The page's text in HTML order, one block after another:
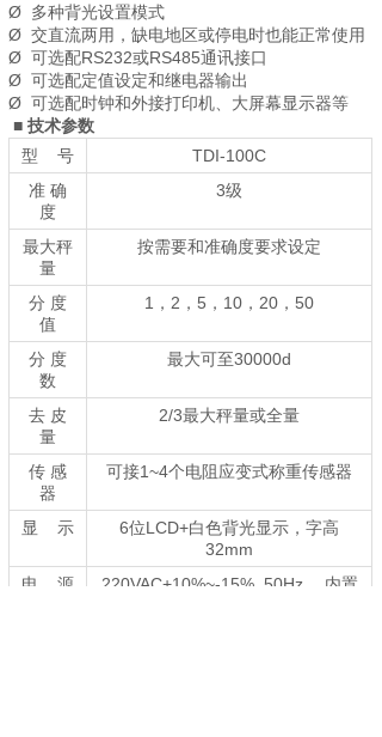
Ø 多种背光设置模式
Ø 交直流两用，缺电地区或停电时也能正常使用
Ø 可选配RS232或RS485通讯接口
Ø 可选配定值设定和继电器输出
Ø 可选配时钟和外接打印机、大屏幕显示器等
■ 技术参数
型 号
TDI-100C
准 确
度
3级
最大秤
量
按需要和准确度要求设定
分 度
值
1，2，5，10，20，50
分 度
数
最大可至30000d
去 皮
量
2/3最大秤量或全量
传 感
器
可接1~4个电阻应变式称重传感器
显 示
6位LCD+白色背光显示，字高
32mm
电 源
220VAC+10%~-15% 50Hz， 内置